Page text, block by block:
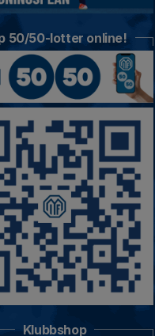
50/50-lotter online!
Klubbshop